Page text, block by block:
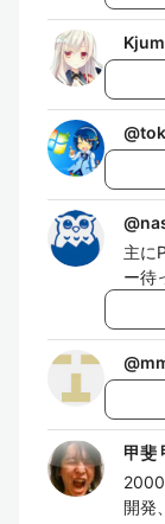
@
@
主に
ー待
@
甲斐
開発